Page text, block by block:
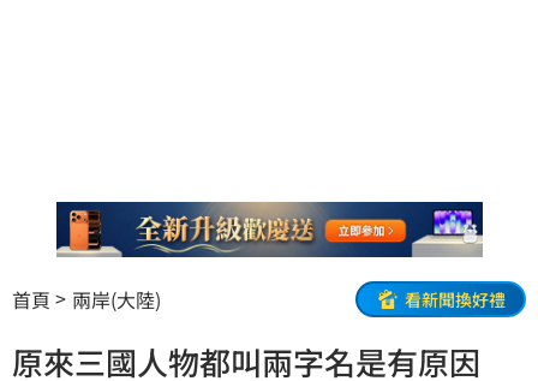
首頁 兩岸(大陸) 看新聞換好禮
原來三國人物都叫兩字名是有原因